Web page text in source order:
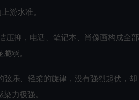
游水准。
压抑，电话、笔记本、肖像画构成全部
弱。
乐、轻柔的旋律，没有强烈起伏，却
力极强。